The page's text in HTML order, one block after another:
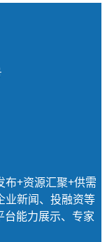
布+资源汇聚+供需
业新闻、投融资等
能力展示、专家